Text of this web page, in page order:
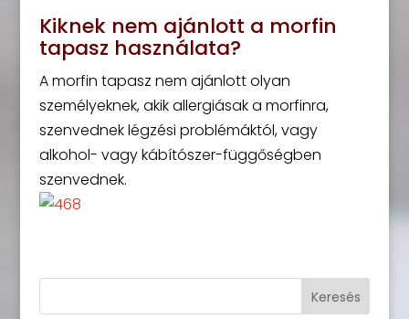
Kiknek nem ajánlott a morfin
tapasz használata?
A morfin tapasz nem ajánlott olyan
személyeknek, akik allergiásak a morfinra,
szenvednek légzési problémáktól, vagy
alkohol- vagy kábítószer-függőségben
szenvednek.
Keresés